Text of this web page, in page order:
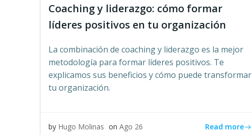
Coaching y liderazgo: cómo formar
líderes positivos en tu organización
La combinación de coaching y liderazgo es la mejor
metodología para formar líderes positivos. Te
explicamos sus beneficios y cómo puede transformar
tu organización.
by Hugo Molinas on Ago 26 Read more